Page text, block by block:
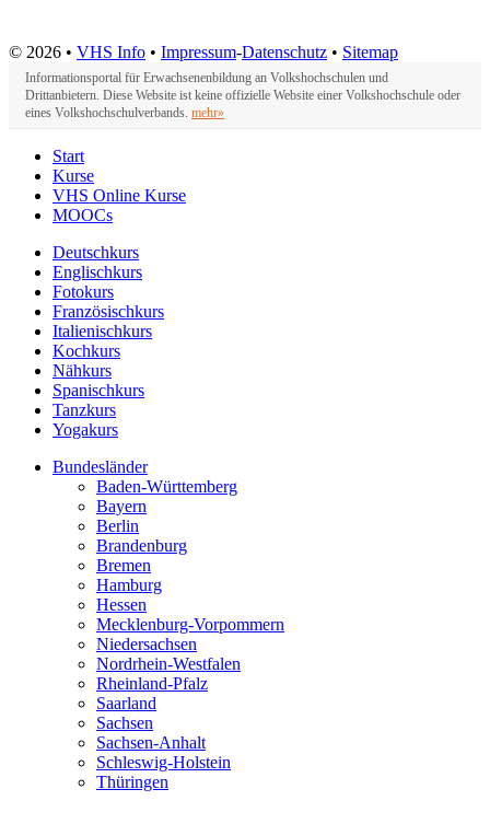
© 2026 • VHS Info • Impressum-Datenschutz • Sitemap
Informationsportal für Erwachsenenbildung an Volkshochschulen und
Drittanbietern. Diese Website ist keine offizielle Website einer Volkshochschule oder
eines Volkshochschulverbands. mehr»
Start
Kurse
VHS Online Kurse
MOOCs
Deutschkurs
Englischkurs
Fotokurs
Französischkurs
Italienischkurs
Kochkurs
Nähkurs
Spanischkurs
Tanzkurs
Yogakurs
Bundesländer
Baden-Württemberg
Bayern
Berlin
Brandenburg
Bremen
Hamburg
Hessen
Mecklenburg-Vorpommern
Niedersachsen
Nordrhein-Westfalen
Rheinland-Pfalz
Saarland
Sachsen
Sachsen-Anhalt
Schleswig-Holstein
Thüringen